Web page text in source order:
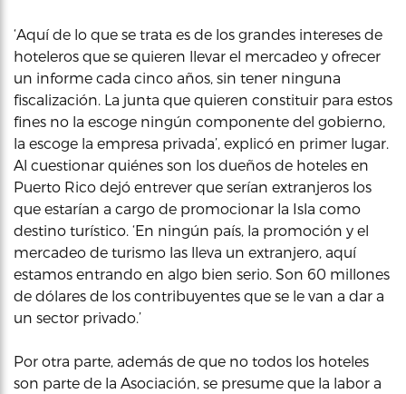
‘Aquí de lo que se trata es de los grandes intereses de
hoteleros que se quieren llevar el mercadeo y ofrecer
un informe cada cinco años, sin tener ninguna
fiscalización. La junta que quieren constituir para estos
fines no la escoge ningún componente del gobierno,
la escoge la empresa privada’, explicó en primer lugar.
Al cuestionar quiénes son los dueños de hoteles en
Puerto Rico dejó entrever que serían extranjeros los
que estarían a cargo de promocionar la Isla como
destino turístico. ‘En ningún país, la promoción y el
mercadeo de turismo las lleva un extranjero, aquí
estamos entrando en algo bien serio. Son 60 millones
de dólares de los contribuyentes que se le van a dar a
un sector privado.’
Por otra parte, además de que no todos los hoteles
son parte de la Asociación, se presume que la labor a